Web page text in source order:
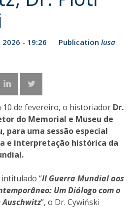
- 19:26 Publication lusa
10 de fevereiro, o historiador Dr.
do Memorial e Museu de
para uma sessão especial
e interpretação histórica da
“II Guerra Mundial aos
Um Diálogo com o
Auschwitz”, o Dr. Cywiński